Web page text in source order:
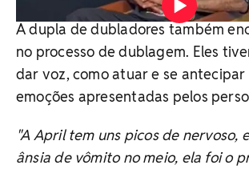
A dupla de dubladores também
no processo de dublagem. Eles
dar voz, como atuar e se antecipar
emoções apresentadas pelos
"A April tem uns picos de nervoso,
ânsia de vômito no meio, ela foi o